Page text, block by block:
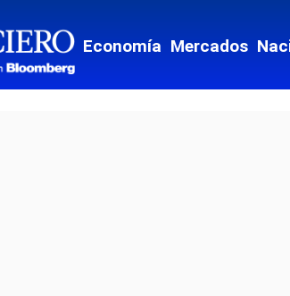
Economía Mercados